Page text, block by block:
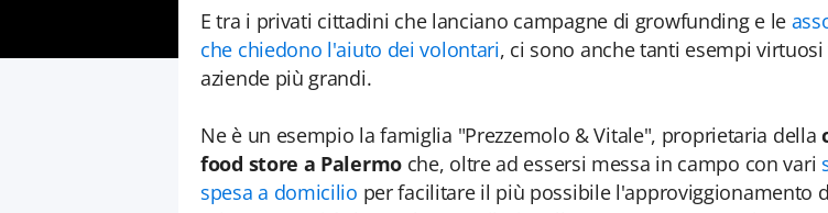
E tra i privati cittadini che lanciano campagne di growfunding e le
che chiedono l'aiuto dei volontari, ci sono anche tanti esempi
aziende più grandi.
Ne è un esempio la famiglia "Prezzemolo & Vitale", proprietaria della
food store a Palermo che, oltre ad essersi messa in campo con vari
spesa a domicilio per facilitare il più possibile l'approviggionamento